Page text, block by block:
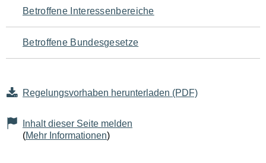
Seiteninhalt
Betroffene Interessenbereiche
Betroffene Bundesgesetze
Regelungsvorhaben herunterladen (PDF)
Inhalt dieser Seite melden
(Mehr Informationen)